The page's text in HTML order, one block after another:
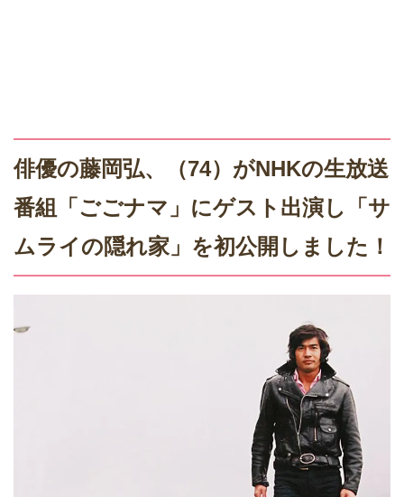
俳優の藤岡弘、（74）がNHKの生放送
番組「ごごナマ」にゲスト出演し「サ
ムライの隠れ家」を初公開しました！